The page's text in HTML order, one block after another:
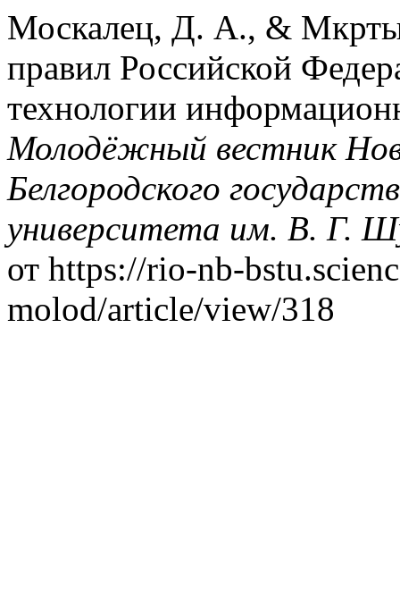
Москалец, Д. А., &
правил Российской
технологии
Молодёжный вестник
Белгородского
университета им. В. Г.
от https://rio-nb-
molod/article/view/318